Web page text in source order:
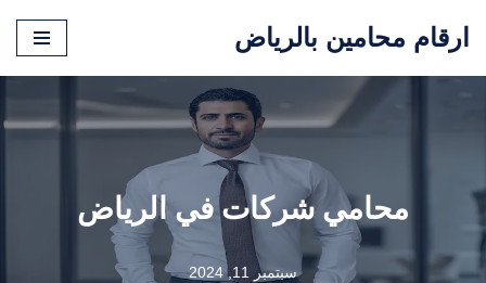
تخطى
ارقام محامين بالرياض
محامي شركات في الرياض
سبتمبر 11, 2024